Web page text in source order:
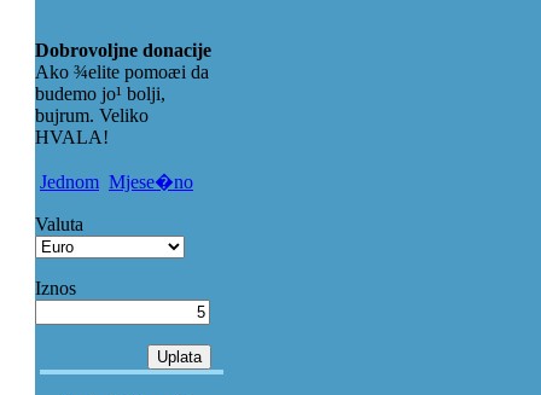
Dobrovoljne donacije
Ako ¾elite pomoæi da
budemo jo¹ bolji,
bujrum. Veliko
HVALA!
Jednom Mjese�no
Valuta
Iznos